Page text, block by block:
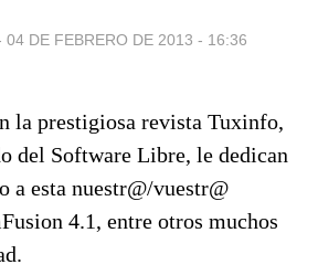
04 DE FEBRERO DE 2013 - 16:36
la prestigiosa revista Tuxinfo,
del Software Libre, le dedican
a esta nuestr@/vuestr@
4.1, entre otros muchos